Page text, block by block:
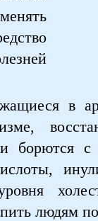
в
борются
людям